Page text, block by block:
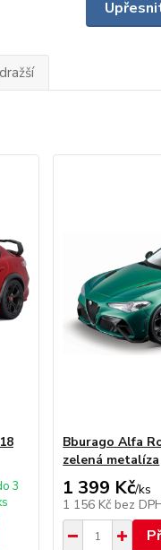
3
Bburago Alfa
zelená metalíza
1 399 Kč/ks
1 156 Kč bez